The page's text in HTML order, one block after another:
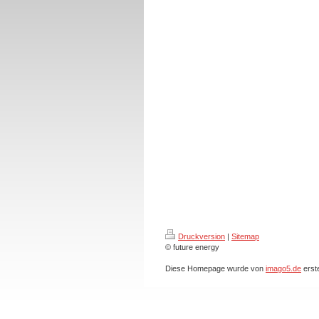
Druckversion | Sitemap
© future energy
Diese Homepage wurde von imago5.de